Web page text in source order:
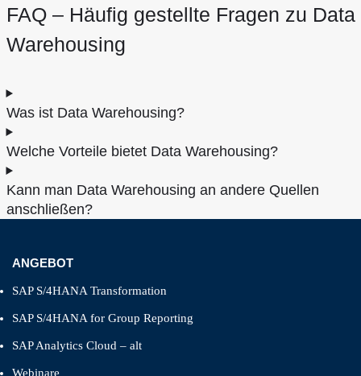
FAQ – Häufig gestellte Fragen zu Data
Warehousing
Was ist Data Warehousing?
Welche Vorteile bietet Data Warehousing?
Kann man Data Warehousing an andere Quellen
anschließen?
ANGEBOT
SAP S/4HANA Transformation
SAP S/4HANA for Group Reporting
SAP Analytics Cloud – alt
Webinare